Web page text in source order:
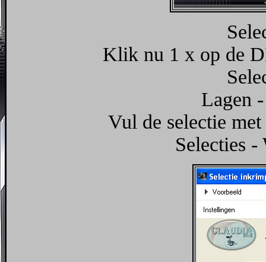
Klik nu 1 x op de
Lagen
Vul de selectie
Selecties